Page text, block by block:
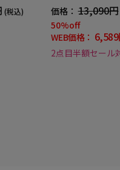
(税込) 価格： 13,090円
50%off
WEB価格：
2点目半額セール